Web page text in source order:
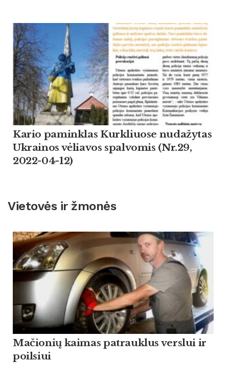
Kario paminklas Kurkliuose nudažytas
Ukrainos vėliavos spalvomis (Nr.29,
2022-04-12)
Vietovės ir žmonės
Mačionių kaimas patrauklus verslui ir
poilsiui